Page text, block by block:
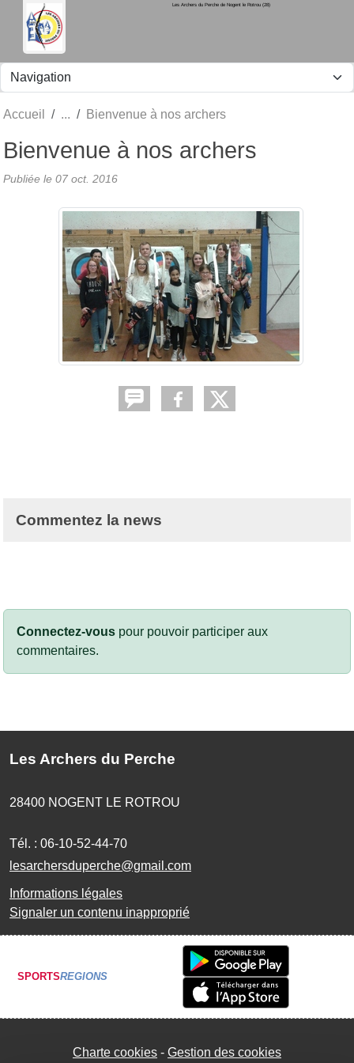
Les Archers du Perche de Nogent le Rotrou (28)
Accueil Bienvenue à nos archers
Bienvenue à nos archers
Publiée le 07 oct. 2016
Commentez la news
Connectez-vous pour pouvoir participer aux
commentaires.
Les Archers du Perche
28400 NOGENT LE ROTROU
Tél. : 06-10-52-44-70
lesarchersduperche@gmail.com
Informations légales
Signaler un contenu inapproprié
SPORTSREGIONS
Charte cookies Gestion des cookies
Panneau de gestion des cookies